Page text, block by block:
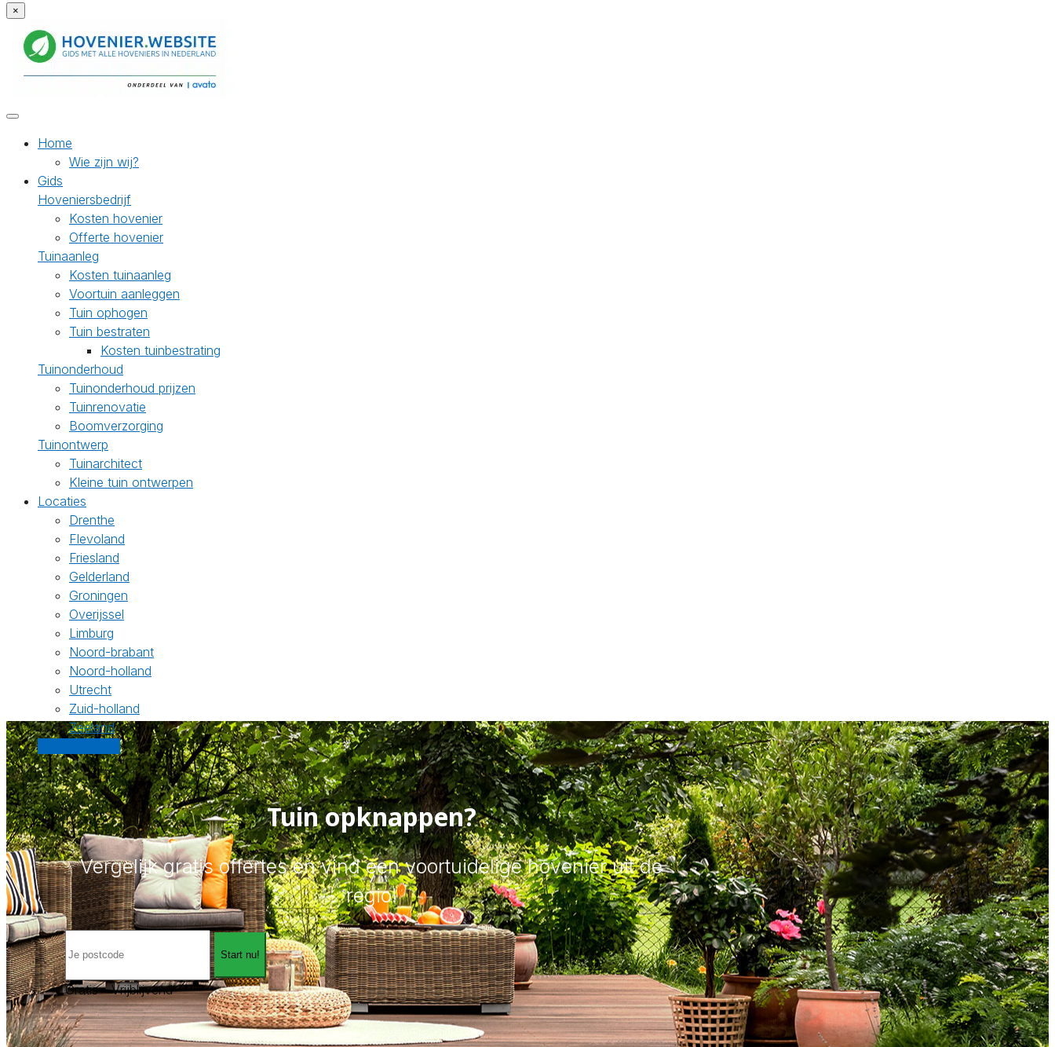
×
Home
Wie zijn wij?
Gids
Hoveniersbedrijf
Kosten hovenier
Offerte hovenier
Tuinaanleg
Kosten tuinaanleg
Voortuin aanleggen
Tuin ophogen
Tuin bestraten
Kosten tuinbestrating
Tuinonderhoud
Tuinonderhoud prijzen
Tuinrenovatie
Boomverzorging
Tuinontwerp
Tuinarchitect
Kleine tuin ontwerpen
Locaties
Drenthe
Flevoland
Friesland
Gelderland
Groningen
Overijssel
Limburg
Noord-brabant
Noord-holland
Utrecht
Zuid-holland
Zeeland
Tuin opknappen?
Vergelijk gratis offertes en vind een voortuidelige hovenier uit de
regio!
Start nu!
Gratis - Vrijblijvend